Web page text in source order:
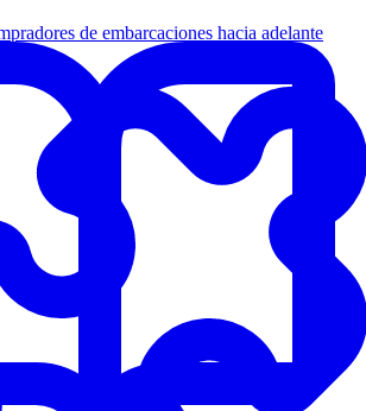
de embarcaciones hacia adelante